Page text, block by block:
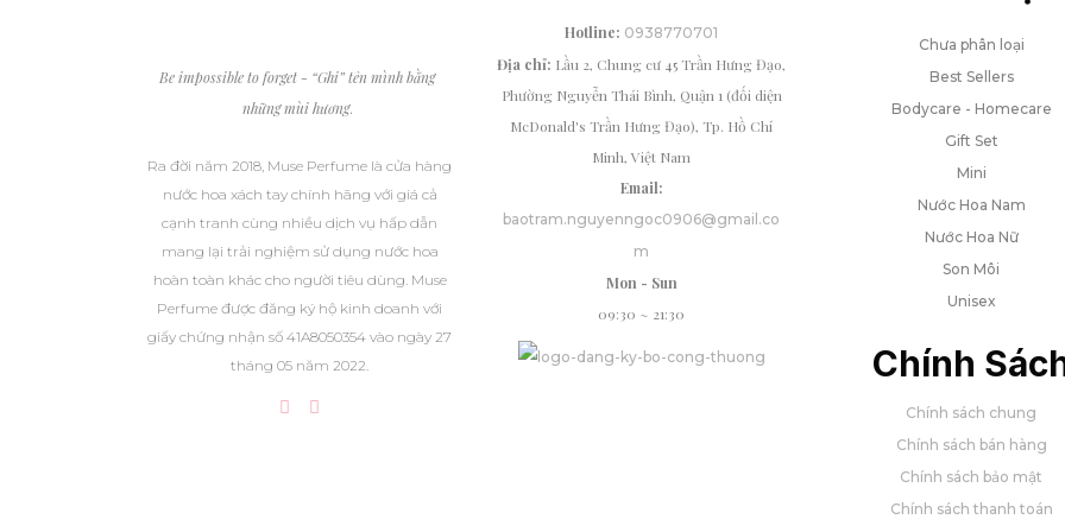
Be impossible to forget - “Ghi” tên mình bằng
những mùi hương.
Ra đời năm 2018, Muse Perfume là cửa hàng
nước hoa xách tay chính hãng với giá cả
cạnh tranh cùng nhiều dịch vụ hấp dẫn
mang lại trải nghiệm sử dụng nước hoa
hoàn toàn khác cho người tiêu dùng. Muse
Perfume được đăng ký hộ kinh doanh với
giấy chứng nhận số 41A8050354 vào ngày 27
tháng 05 năm 2022.
Hotline: 0938770701
Địa chỉ: Lầu 2, Chung cư 45 Trần Hưng Đạo,
Phường Nguyễn Thái Bình, Quận 1 (đối diện
McDonald's Trần Hưng Đạo), Tp. Hồ Chí
Minh, Việt Nam
Email:
baotram.nguyenngoc0906@gmail.co
m
Mon - Sun
09:30 ~ 21:30
Chưa phân loại
Best Sellers
Bodycare - Homecare
Gift Set
Mini
Nước Hoa Nam
Nước Hoa Nữ
Son Môi
Unisex
Chính
Chính sách chung
Chính sách bán hàng
Chính sách bảo mật
Chính sách thanh toán